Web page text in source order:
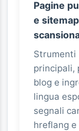
Pagine
e sitemap
Strumenti
principali,
blog e
lingua
segnali
hreflang e